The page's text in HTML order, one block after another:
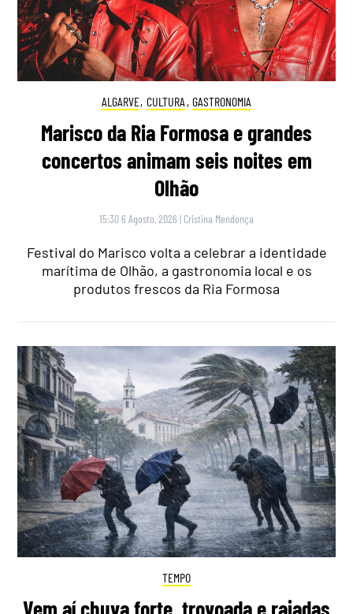
ALGARVE, CULTURA , GASTRONOMIA
Marisco da Ria Formosa e grandes
concertos animam seis noites em
Olhão
15:30 6 Agosto, 2026 | Cristina Mendonça
Festival do Marisco volta a celebrar a identidade
marítima de Olhão, a gastronomia local e os
produtos frescos da Ria Formosa
TEMPO
Vem aí chuva forte, trovoada e rajadas